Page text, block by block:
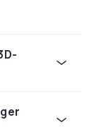
i hur
i uika
finns i
samt i